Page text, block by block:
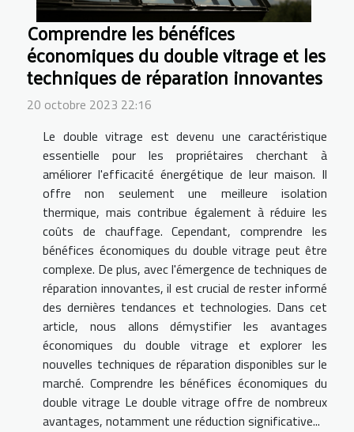
Comprendre les bénéfices
économiques du double vitrage et les
techniques de réparation innovantes
20 octobre 2023 22:16
Le double vitrage est devenu une caractéristique
essentielle pour les propriétaires cherchant à
améliorer l'efficacité énergétique de leur maison. Il
offre non seulement une meilleure isolation
thermique, mais contribue également à réduire les
coûts de chauffage. Cependant, comprendre les
bénéfices économiques du double vitrage peut être
complexe. De plus, avec l'émergence de techniques de
réparation innovantes, il est crucial de rester informé
des dernières tendances et technologies. Dans cet
article, nous allons démystifier les avantages
économiques du double vitrage et explorer les
nouvelles techniques de réparation disponibles sur le
marché. Comprendre les bénéfices économiques du
double vitrage Le double vitrage offre de nombreux
avantages, notamment une réduction significative...